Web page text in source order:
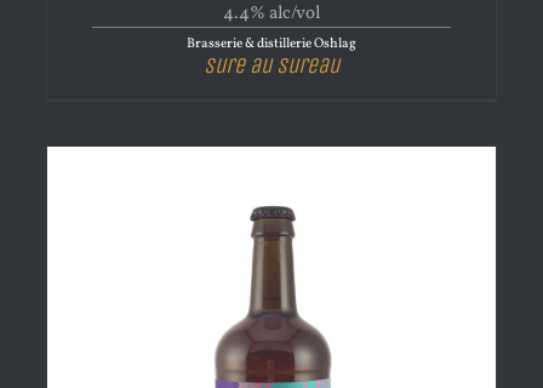
4.4% alc/vol
Brasserie & distillerie Oshlag
Sure au sureau